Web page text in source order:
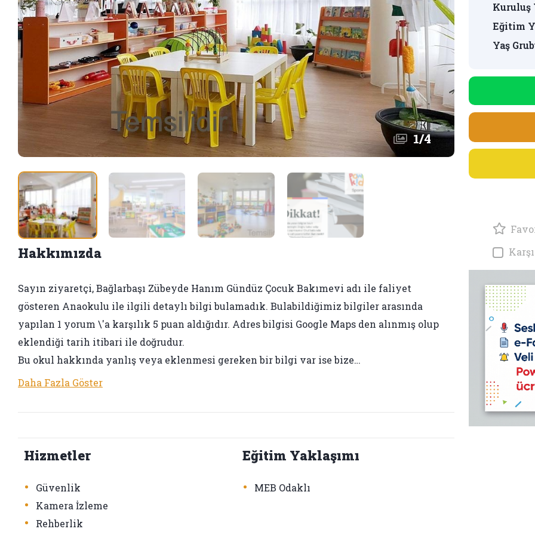
1/4
Hakkımızda
Sayın ziyaretçi, Bağlarbaşı Zübeyde Hanım Gündüz Çocuk Bakımevi adı ile faliyet
gösteren Anaokulu ile ilgili detaylı bilgi bulamadık. Bulabildiğimiz bilgiler arasında
yapılan 1 yorum \'a karşılık 5 puan aldığıdır. Adres bilgisi Google Maps den alınmış olup
eklendiği tarih itibari ile doğrudur.
Bu okul hakkında yanlış veya eklenmesi gereken bir bilgi var ise bize…
Daha Fazla Göster
Hizmetler
• Güvenlik
• Kamera İzleme
• Rehberlik
Eğitim Yaklaşımı
• MEB Odaklı
Kuruluş
Eğitim
Yaş